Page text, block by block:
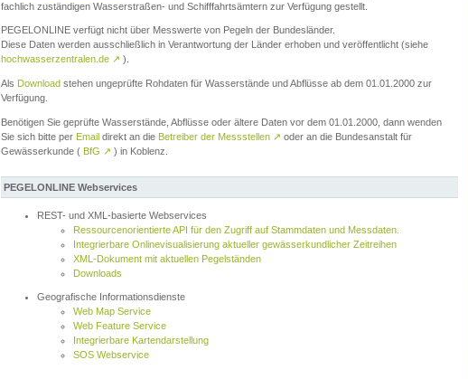
fachlich zuständigen Wasserstraßen- und Schifffahrtsämtern zur Verfügung gestellt.
PEGELONLINE verfügt nicht über Messwerte von Pegeln der Bundesländer.
Diese Daten werden ausschließlich in Verantwortung der Länder erhoben und veröffentlicht (siehe
hochwasserzentralen.de ↗ ).
Als Download stehen ungeprüfte Rohdaten für Wasserstände und Abflüsse ab dem 01.01.2000 zur
Verfügung.
Benötigen Sie geprüfte Wasserstände, Abflüsse oder ältere Daten vor dem 01.01.2000, dann wenden
Sie sich bitte per Email direkt an die Betreiber der Messstellen ↗ oder an die Bundesanstalt für
Gewässerkunde ( BfG ↗ ) in Koblenz.
PEGELONLINE Webservices
REST- und XML-basierte Webservices
Ressourcenorientierte API für den Zugriff auf Stammdaten und Messdaten.
Integrierbare Onlinevisualisierung aktueller gewässerkundlicher Zeitreihen
XML-Dokument mit aktuellen Pegelständen
Downloads
Geografische Informationsdienste
Web Map Service
Web Feature Service
Integrierbare Kartendarstellung
SOS Webservice